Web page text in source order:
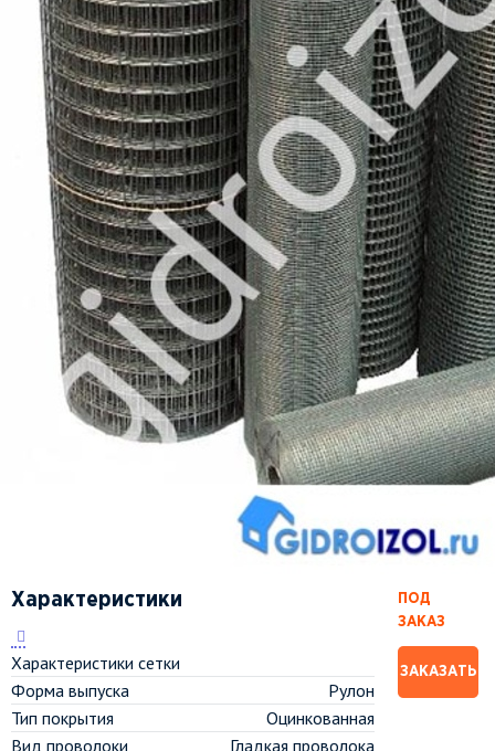
Характеристики
Характеристики сетки
Форма выпуска
Рулон
Тип покрытия
Оцинкованная
Вид проволоки
Гладкая проволока
ПОД
ЗАКАЗ
ЗАКАЗАТЬ